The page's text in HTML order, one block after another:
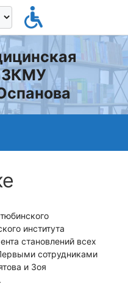
ЗКМУ
института
становлений всех
сотрудниками
и Зоя